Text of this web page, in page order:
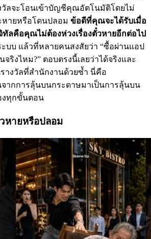
วัลจะโอนเข้าบัญชีคุณอัตโนมัติโดยไม่
หายหรือโดนปลอม ข้อดีที่คุณจะได้รับเมื่อ
ทัลคือคุณไม่ต้องห่วงเรื่องตั๋วหายอีกต่อไป
ะบบ แล้วที่หลายคนสงสัยว่า “ซื้อผ่านแอป
จริงไหม?” ตอบตรงนี้เลยว่าได้จริงและ
รางวัลที่สำนักงานด้วยซ้ำ นี่คือ
ากการลุ้นบนกระดาษมาเป็นการลุ้นบน
งทุกขั้นตอน
หายหรือปลอม